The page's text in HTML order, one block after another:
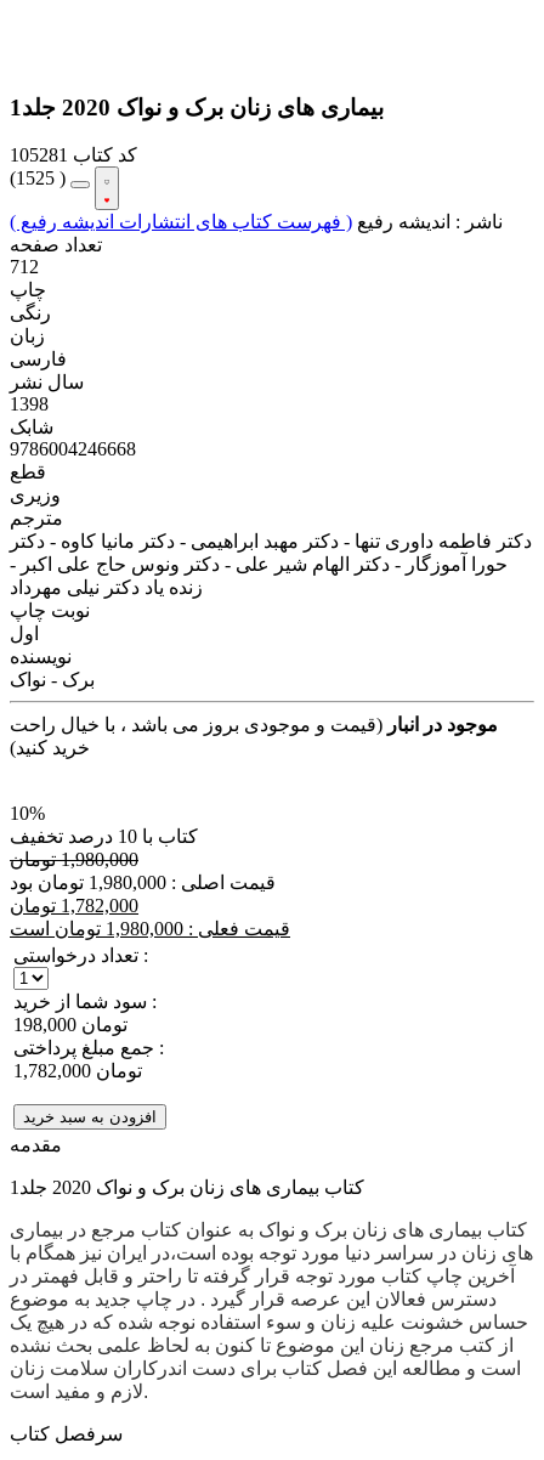
بیماری های زنان برک و نواک 2020 جلد1
کد کتاب 105281
(1525 )
ناشر : اندیشه رفیع ( فهرست کتاب های انتشارات اندیشه رفیع )
تعداد صفحه
712
چاپ
رنگی
زبان
فارسی
سال نشر
1398
شابک
9786004246668
قطع
وزیری
مترجم
دکتر فاطمه داوری تنها - دکتر مهبد ابراهیمی - دکتر مانیا کاوه - دکتر
حورا آموزگار - دکتر الهام شیر علی - دکتر ونوس حاج علی اکبر -
زنده یاد دکتر نیلی مهرداد
نوبت چاپ
اول
نویسنده
برک - نواک
موجود در انبار (قیمت و موجودی بروز می باشد ، با خیال راحت
خرید کنید)
10%
کتاب با 10 درصد تخفیف
1,980,000 تومان
قیمت اصلی : 1,980,000 تومان بود
1,782,000 تومان
قیمت فعلی : 1,980,000 تومان است
تعداد درخواستی :
سود شما از خرید :
198,000 تومان
جمع مبلغ پرداختی :
1,782,000 تومان
افزودن به سبد خرید
مقدمه
کتاب بیماری های زنان برک و نواک 2020 جلد1
کتاب بیماری های زنان برک و نواک به عنوان کتاب مرجع در بیماری
های زنان در سراسر دنیا مورد توجه بوده است،در ایران نیز همگام با
آخرین چاپ کتاب مورد توجه قرار گرفته تا راحتر و قابل فهمتر در
دسترس فعالان این عرصه قرار گیرد . در چاپ جدید به موضوع
حساس خشونت علیه زنان و سوء استفاده نوجه شده که در هیچ یک
از کتب مرجع زنان این موضوع تا کنون به لحاظ علمی بحث نشده
است و مطالعه این فصل کتاب برای دست اندرکاران سلامت زنان
لازم و مفید است.
سرفصل کتاب